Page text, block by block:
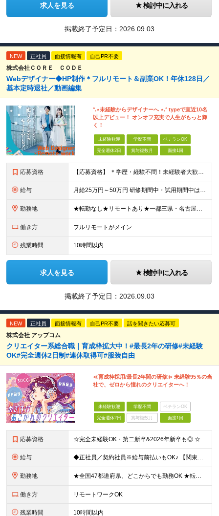
求人を見る 検討中に入れる
掲載終了予定日： 2026.09.03
NEW 正社員 面接情報有 自己PR不要
株式会社ＣＯＲＥ ＣＯＤＥ
Webデザイナー◆HP制作＊フルリモート＆副業OK！年休128日／
基本定時退社／動画編集
°.⋆未経験からデザイナーへ ⋆.° typeで直近10名
以上デビュー！ オンオフ充実で人生がもっと輝
く！
未経験歓迎 学歴不問 ベテランOK
完全週休2日 賞与複数月 面接1回
応募資格 【応募資格】 ＊学歴・経験不問！未経験者大歓迎＊ ◆未経験からWebクリエイターとして働いてみたい方 ◆第二新卒・ブランクのある方も大歓迎！ ★学歴・知識・経験は一切問いません！ ★面接は「ポート
給与 月給25万円～50万円 研修期間中・試用期間中は給与が異なります。 >>研修期間中（入社6ヶ月後）の給与 一律：月給21万円～50万円 >>試用期間中（6ヶ月）の給与 関東：月給21万円～ 関西
勤務地 ★転勤なし★リモートあり★一都三県・名古屋・関西・九州 ◎案件によって ┗完全在宅勤務（フルリモート）も可能！ ┗希望に応じて幅広い働き方やプランが選べます！ ◆本社または一都三県 （東京都・
働き方 フルリモートがメイン
残業時間 10時間以内
求人を見る 検討中に入れる
掲載終了予定日： 2026.09.03
NEW 正社員 面接情報有 自己PR不要 話を聞きたい応募可
株式会社 アップコム
クリエイター系総合職｜育成枠拡大中！#最長2年の研修#未経験
OK#完全週休2日制#連休取得可#服装自由
≪育成枠採用/最長2年間の研修≫ 未経験95％の当
社で、ゼロから憧れのクリエイターへ！
未経験歓迎 学歴不問 ベテランOK
完全週休2日 賞与複数月 面接1回
応募資格 ☆完全未経験OK・第二新卒&2026年新卒も◎ ☆社員の7割が20代 ☆経歴・ブランク不問 ※学歴不問 …━━━━━━━━━━ 未経験スタート前提のポテンシャル採用です。 毎月全国で複数人を採用して
給与 ◆正社員／契約社員※給与前払いもOK♪ 【関東（一都三県）】 月給25万円～ ※固定残業代（月20時間分／月3万2383円）を含む。超過分は別途支給。 ※試用期間中の給与は月給22万円～ 【関東（北
勤務地 ★全国47都道府県、どこからでも勤務OK ★転勤なし！腰を据えて活躍◎ ★マイカー通勤OK（拠点による） ★業務に慣れたら、ゆくゆくはリモート併用やフルリモートも可能 全国のお客様先にて勤務していた
働き方 リモートワークOK
残業時間 10時間以内